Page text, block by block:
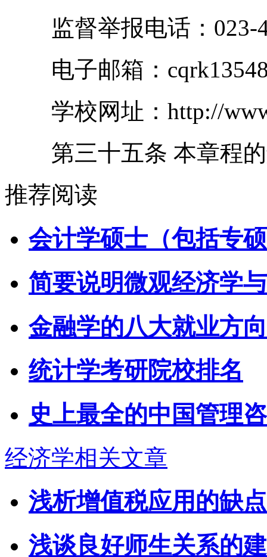
监督举报电话：023-
电子邮箱：
学校网址：http://
第三十五条 本章程的
推荐阅读
会计学硕士（包括专
简要说明微观经济学
金融学的八大就业方
统计学考研院校排名
史上最全的中国管理
经济学相关文章
浅析增值税应用的缺
浅谈良好师生关系的